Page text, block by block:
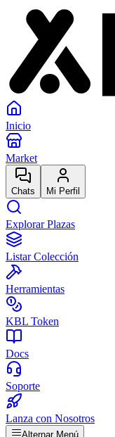
Inicio
Market
Chats Mi Perfil
Explorar Plazas
Listar Colección
Herramientas
KBL Token
Docs
Soporte
Lanza con Nosotros
Alternar Menú